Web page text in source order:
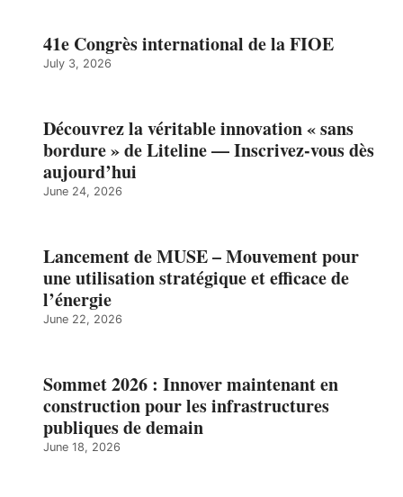
41e Congrès international de la FIOE
July 3, 2026
Découvrez la véritable innovation « sans
bordure » de Liteline — Inscrivez-vous dès
aujourd’hui
June 24, 2026
Lancement de MUSE – Mouvement pour
une utilisation stratégique et efficace de
l’énergie
June 22, 2026
Sommet 2026 : Innover maintenant en
construction pour les infrastructures
publiques de demain
June 18, 2026